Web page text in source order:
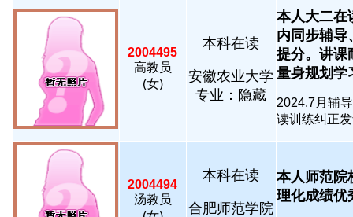
2004495
高教员
(女)
本科在读
安徽农业大学
专业：隐藏
本人大二在
内同步辅导
提分。讲课
量身规划学
2024.7月辅
读训练纠正
2004494
汤教员
本科在读
合肥师范学院
本人师范院
理化成绩优